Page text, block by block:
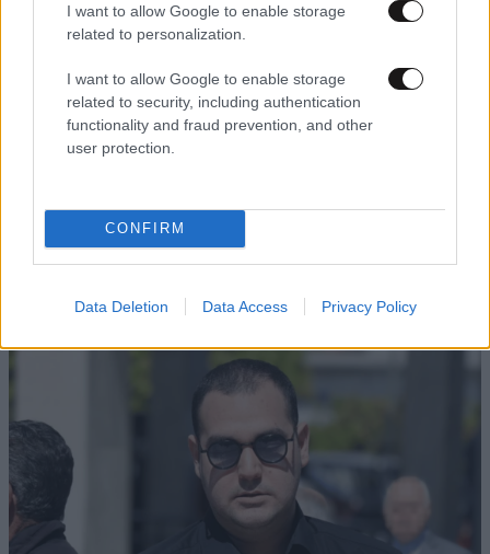
I want to allow Google to enable storage
related to personalization.
I want to allow Google to enable storage
related to security, including authentication
functionality and fraud prevention, and other
user protection.
CONFIRM
Data Deletion Data Access Privacy Policy